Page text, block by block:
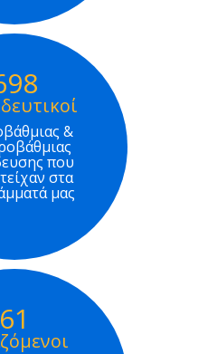
&
που
στα
μας
61